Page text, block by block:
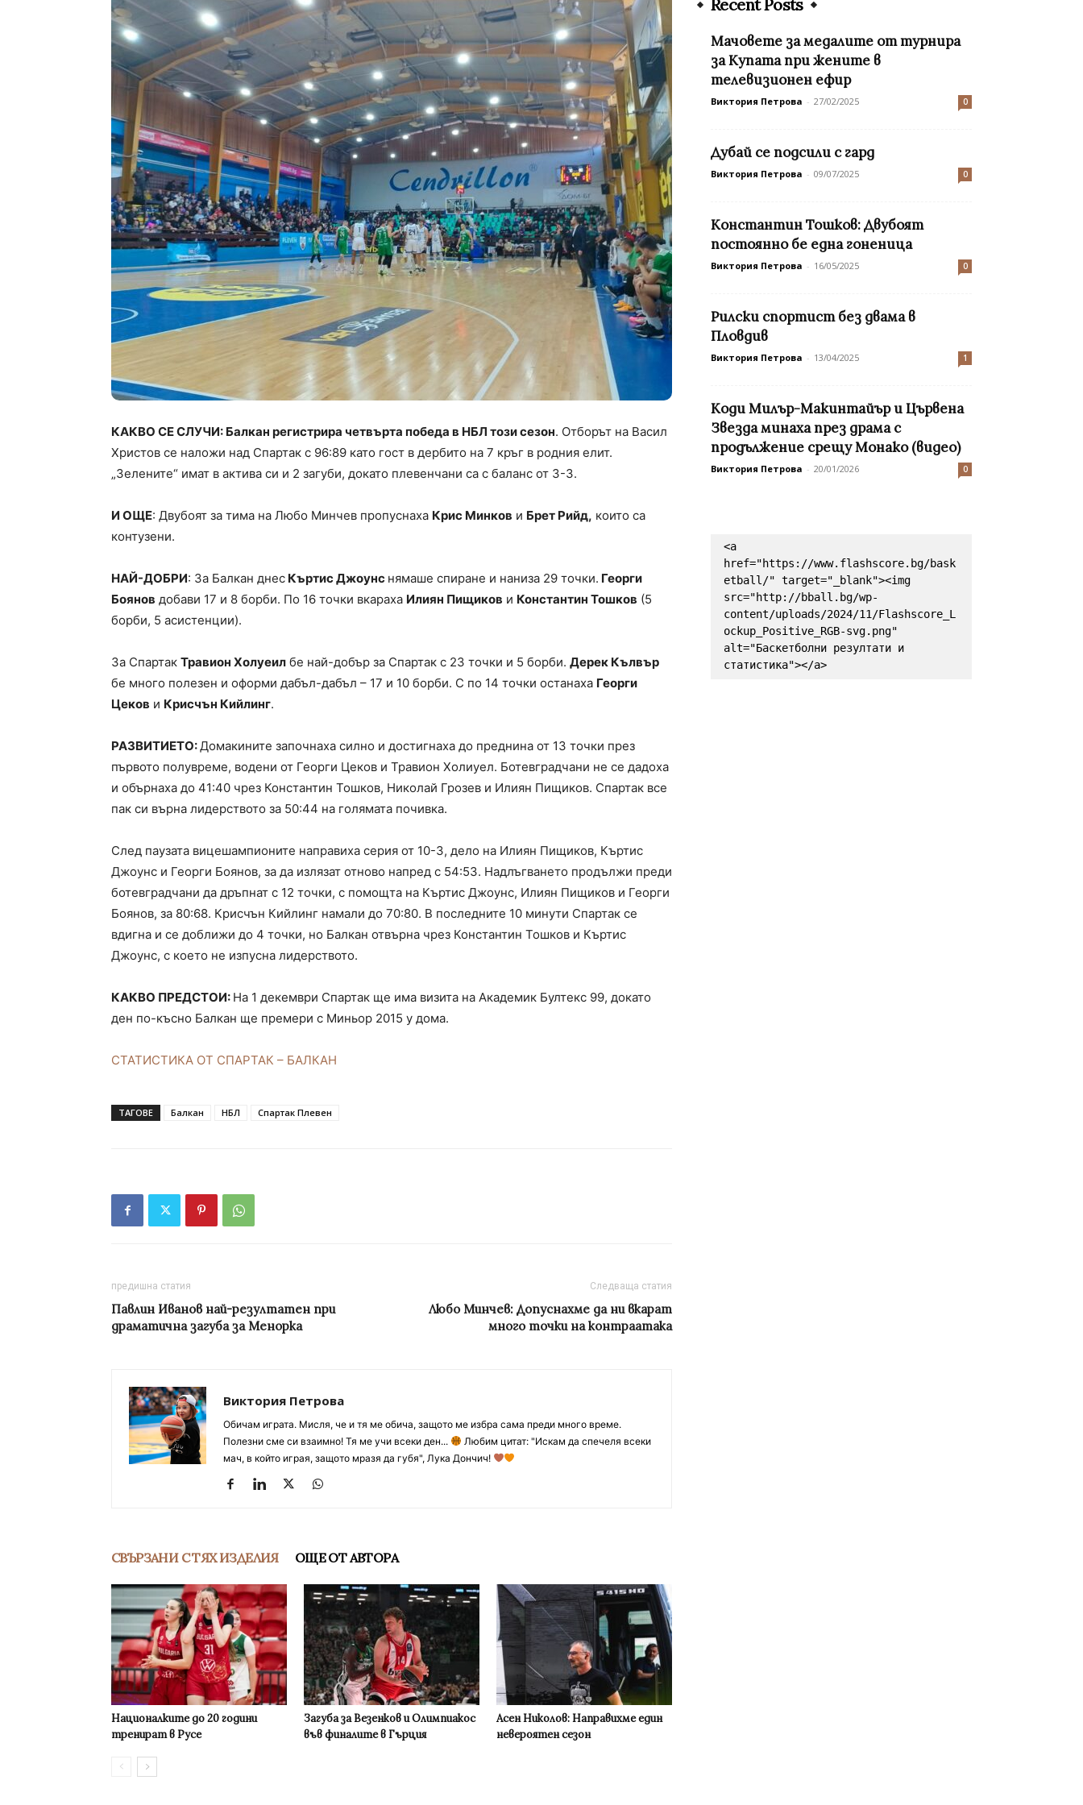
КАКВО СЕ СЛУЧИ: Балкан регистрира четвърта победа в НБЛ този сезон. Отборът на Васил
Христов се наложи над Спартак с 96:89 като гост в дербито на 7 кръг в родния елит.
„Зелените“ имат в актива си и 2 загуби, докато плевенчани са с баланс от 3-3.
И ОЩЕ: Двубоят за тима на Любо Минчев пропуснаха Крис Минков и Брет Рийд, които са
контузени.
НАЙ-ДОБРИ: За Балкан днес Къртис Джоунс нямаше спиране и наниза 29 точки. Георги
Боянов добави 17 и 8 борби. По 16 точки вкараха Илиян Пищиков и Константин Тошков (5
борби, 5 асистенции).
За Спартак Травион Холуеил бе най-добър за Спартак с 23 точки и 5 борби. Дерек Кълвър
бе много полезен и оформи дабъл-дабъл – 17 и 10 борби. С по 14 точки останаха Георги
Цеков и Крисчън Кийлинг.
РАЗВИТИЕТО:Домакините започнаха силно и достигнаха до преднина от 13 точки през
първото полувреме, водени от Георги Цеков и Травион Холиуел. Ботевградчани не се дадоха
и обърнаха до 41:40 чрез Константин Тошков, Николай Грозев и Илиян Пищиков. Спартак все
пак си върна лидерството за 50:44 на голямата почивка.
След паузата вицешампионите направиха серия от 10-3, дело на Илиян Пищиков, Къртис
Джоунс и Георги Боянов, за да излязат отново напред с 54:53. Надлъгването продължи преди
ботевградчани да дръпнат с 12 точки, с помощта на Къртис Джоунс, Илиян Пищиков и Георги
Боянов, за 80:68. Крисчън Кийлинг намали до 70:80. В последните 10 минути Спартак се
вдигна и се доближи до 4 точки, но Балкан отвърна чрез Константин Тошков и Къртис
Джоунс, с което не изпусна лидерството.
КАКВО ПРЕДСТОИ: На 1 декември Спартак ще има визита на Академик Бултекс 99, докато
ден по-късно Балкан ще премери с Миньор 2015 у дома.
СТАТИСТИКА ОТ СПАРТАК – БАЛКАН
ТАГОВЕ Балкан НБЛ Спартак Плевен
предишна статия
Павлин Иванов най-резултатен при
драматична загуба за Менорка
Следваща статия
Любо Минчев: Допуснахме да ни вкарат
много точки на контраатака
Виктория Петрова
Обичам играта. Мисля, че и тя ме обича, защото ме избра сама преди много време.
Полезни сме си взаимно! Тя ме учи всеки ден...
Любим цитат: "Искам да спечеля всеки
мач, в който играя, защото мразя да губя", Лука Дончич!
СВЪРЗАНИ С ТЯХ ИЗДЕЛИЯ ОЩЕ ОТ АВТОРА
Националките до 20 години
тренират в Русе
Загуба за Везенков и Олимпиакос
във финалите в Гърция
Асен Николов: Направихме един
невероятен сезон
Recent Posts
Мачовете за медалите от турнира
за Купата при жените в
телевизионен ефир
Виктория Петрова - 27/02/2025 0
Дубай се подсили с гард
Виктория Петрова - 09/07/2025 0
Константин Тошков: Двубоят
постоянно бе една гоненица
Виктория Петрова - 16/05/2025 0
Рилски спортист без двама в
Пловдив
Виктория Петрова - 13/04/2025 1
Коди Милър-Макинтайър и Цървена
Звезда минаха през драма с
продължение срещу Монако (видео)
Виктория Петрова - 20/01/2026 0
<a
href="https://www.flashscore.bg/bask
etball/" target="_blank"><img
src="http://bball.bg/wp-
content/uploads/2024/11/Flashscore_L
ockup_Positive_RGB-svg.png"
alt="Баскетболни резултати и
статистика"></a>